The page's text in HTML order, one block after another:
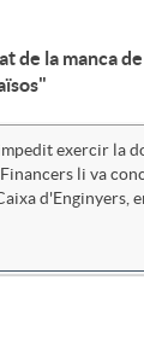
la manca
exercir la
li va